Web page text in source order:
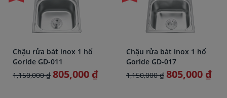
Chậu rửa bát inox 1 hố
Gorlde GD-011
1,150,000 ₫ 805,000 ₫
Chậu rửa bát inox 1 hố
Gorlde GD-017
1,150,000 ₫ 805,000 ₫